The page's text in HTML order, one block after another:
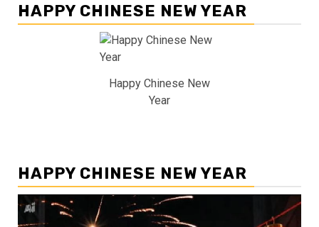
HAPPY CHINESE NEW YEAR
Happy Chinese New
Year
HAPPY CHINESE NEW YEAR